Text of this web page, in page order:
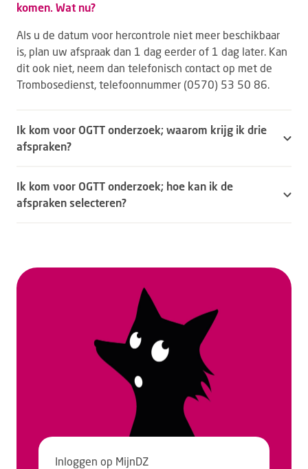
komen. Wat nu?
Als u de datum voor hercontrole niet meer beschikbaar
is, plan uw afspraak dan 1 dag eerder of 1 dag later. Kan
dit ook niet, neem dan telefonisch contact op met de
Trombosedienst, telefoonnummer (0570) 53 50 86.
Ik kom voor OGTT onderzoek; waarom krijg ik drie
afspraken?
Ik kom voor OGTT onderzoek; hoe kan ik de
afspraken selecteren?
Inloggen op MijnDZ